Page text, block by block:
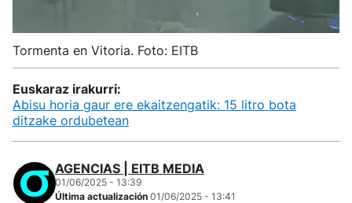
Tormenta en Vitoria. Foto: EITB
Euskaraz irakurri:
Abisu horia gaur ere ekaitzengatik: 15 litro bota
ditzake ordubetean
AGENCIAS | EITB MEDIA
01/06/2025 - 13:39
Última actualización 01/06/2025 - 13:41